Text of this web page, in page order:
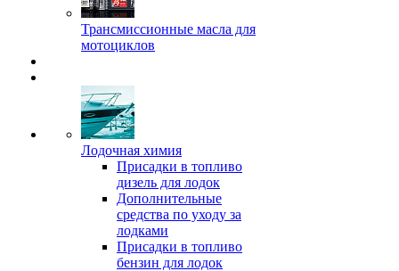
Трансмиссионные масла для
мотоциклов
Лодочная химия
Присадки в топливо
дизель для лодок
Дополнительные
средства по уходу за
лодками
Присадки в топливо
бензин для лодок